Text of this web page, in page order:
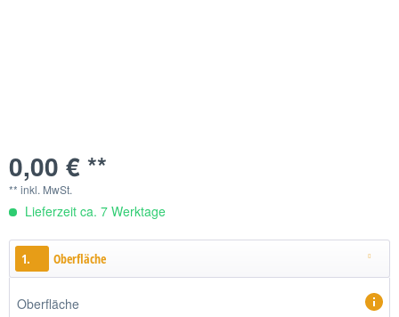
0,00 € **
** inkl. MwSt.
Lieferzeit ca. 7 Werktage
1. Oberfläche
Oberfläche